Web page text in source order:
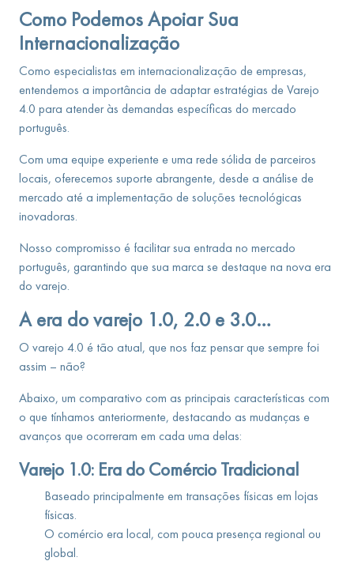
Como Podemos Apoiar Sua
Internacionalização
Como especialistas em internacionalização de empresas,
entendemos a importância de adaptar estratégias de Varejo
4.0 para atender às demandas específicas do mercado
português.
Com uma equipe experiente e uma rede sólida de parceiros
locais, oferecemos suporte abrangente, desde a análise de
mercado até a implementação de soluções tecnológicas
inovadoras.
Nosso compromisso é facilitar sua entrada no mercado
português, garantindo que sua marca se destaque na nova era
do varejo.
A era do varejo 1.0, 2.0 e 3.0…
O varejo 4.0 é tão atual, que nos faz pensar que sempre foi
assim – não?
Abaixo, um comparativo com as principais características com
o que tínhamos anteriormente, destacando as mudanças e
avanços que ocorreram em cada uma delas:
Varejo 1.0: Era do Comércio Tradicional
Baseado principalmente em transações físicas em lojas
físicas.
O comércio era local, com pouca presença regional ou
global.